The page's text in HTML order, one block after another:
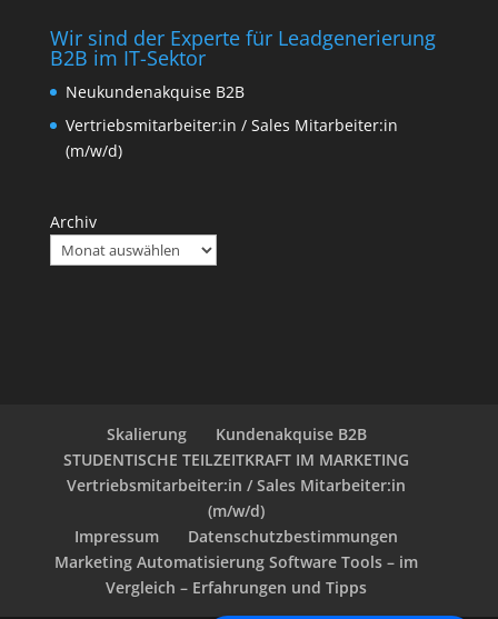
Wir sind der Experte für Leadgenerierung
B2B im IT-Sektor
Neukundenakquise B2B
Vertriebsmitarbeiter:in / Sales Mitarbeiter:in
(m/w/d)
Archiv
Skalierung
Kundenakquise B2B
STUDENTISCHE TEILZEITKRAFT IM MARKETING
Vertriebsmitarbeiter:in / Sales Mitarbeiter:in
(m/w/d)
Impressum
Datenschutzbestimmungen
Marketing Automatisierung Software Tools – im
Vergleich – Erfahrungen und Tipps